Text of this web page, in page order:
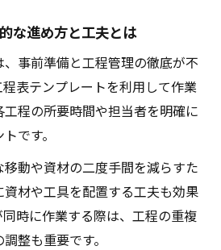
な進め方と工夫とは
事前準備と工程管理の徹底が不
表テンプレートを利用して作業
程の所要時間や担当者を明確に
です。
動や資材の二度手間を減らすた
材や工具を配置する工夫も効果
時に作業する際は、工程の重複
整も重要です。